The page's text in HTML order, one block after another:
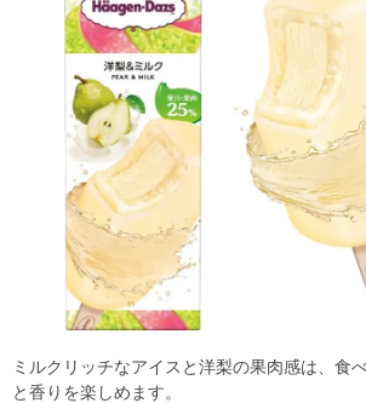
ミルクリッチなアイスと洋梨の果肉感は、食
と香りを楽しめます。